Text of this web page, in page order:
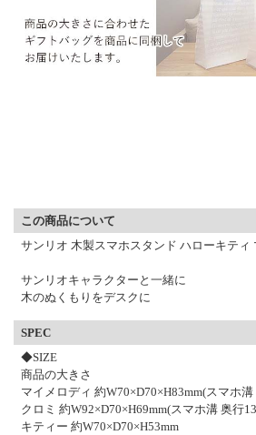
この商品について
サンリオ 木製スマホスタンド ハローキティ
サンリオキャラクターと一緒に
木のぬくもりをデスクに
SPEC
◆SIZE
商品の大きさ
マイメロディ 約W70×D70×H83mm(スマホ溝
クロミ 約W92×D70×H69mm(スマホ溝 奥行
キティー 約W70×D70×H53mm